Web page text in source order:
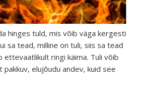
hinges tuld, mis võib väga kergesti
sa tead, milline on tuli, siis sa tead
ettevaatlikult ringi käima. Tuli võib
pakkuv, elujõudu andev, kuid see